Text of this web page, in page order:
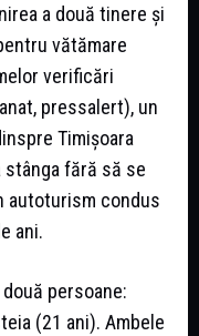
a două tinere și
vătămare
verificări
pressalert), un
Timișoara
fără să se
autoturism condus
ani.
persoane:
(21 ani). Ambele